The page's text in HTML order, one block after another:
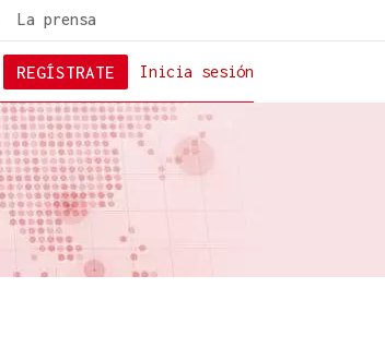
La prensa
Inicia sesión
REGÍSTRATE